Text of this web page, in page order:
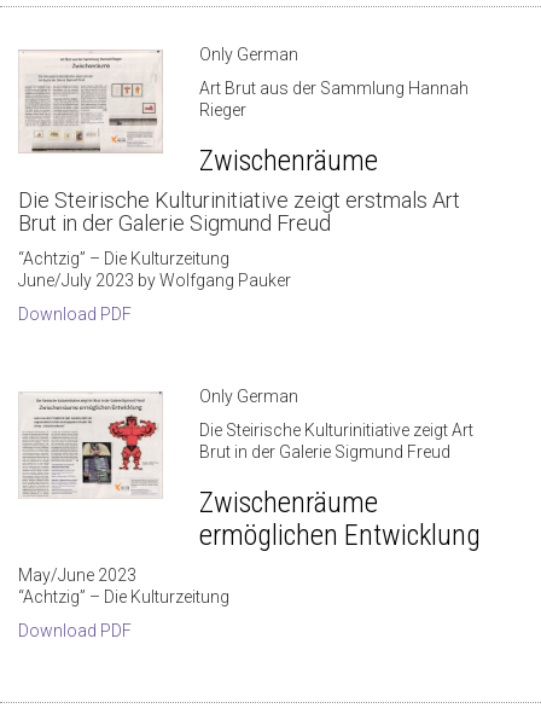
Only German
Art Brut aus der Sammlung Hannah
Rieger
Zwischenräume
Die Steirische Kulturinitiative zeigt erstmals Art
Brut in der Galerie Sigmund Freud
“Achtzig” – Die Kulturzeitung
June/July 2023 by Wolfgang Pauker
Download PDF
Only German
Die Steirische Kulturinitiative zeigt Art
Brut in der Galerie Sigmund Freud
Zwischenräume
ermöglichen Entwicklung
May/June 2023
“Achtzig” – Die Kulturzeitung
Download PDF